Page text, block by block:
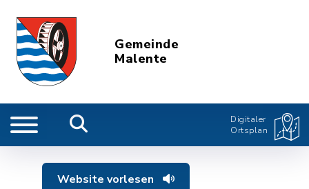
Gemeinde
Malente
Digitaler
Ortsplan
Website vorlesen